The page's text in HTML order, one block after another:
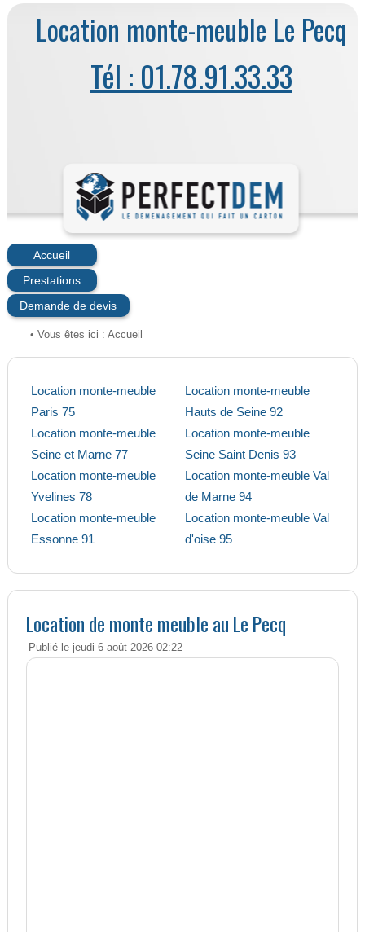
Location monte-meuble Le Pecq
Tél : 01.78.91.33.33
Accueil
Prestations
Demande de devis
• Vous êtes ici : Accueil
Location monte-meuble
Paris 75
Location monte-meuble
Seine et Marne 77
Location monte-meuble
Yvelines 78
Location monte-meuble
Essonne 91
Location monte-meuble
Hauts de Seine 92
Location monte-meuble
Seine Saint Denis 93
Location monte-meuble Val
de Marne 94
Location monte-meuble Val
d'oise 95
Location de monte meuble au Le Pecq
Publié le jeudi 6 août 2026 02:22